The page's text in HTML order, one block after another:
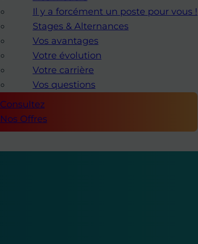
Il y a forcément un poste pour vous !
Stages & Alternances
Vos avantages
Votre évolution
Votre carrière
Vos questions
Consultez
Nos Offres